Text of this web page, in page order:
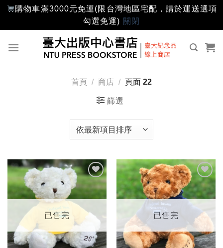
購物車滿3000元免運(限台灣地區宅配，請於運送選項
勾選免運) 關閉
首頁 / 商店 / 頁面 22
篩選
加入
「願
望輕
已售完
加入
「願
望輕
已售完